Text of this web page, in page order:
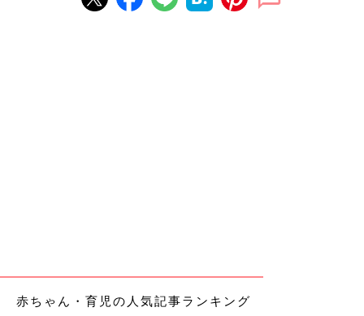
「私もそのママ友と同じ性格で、思ったことを口にする性格です
赤ちゃん・育児の人気記事ランキング